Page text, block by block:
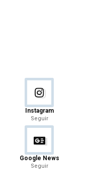
Instagram
Seguir
Google News
Seguir